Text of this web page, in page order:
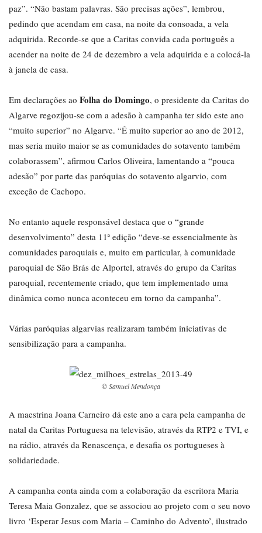
paz”. “Não bastam palavras. São precisas ações”, lembrou,
pedindo que acendam em casa, na noite da consoada, a vela
adquirida. Recorde-se que a Caritas convida cada português a
acender na noite de 24 de dezembro a vela adquirida e a colocá-la
à janela de casa.
Em declarações ao Folha do Domingo, o presidente da Caritas do
Algarve regozijou-se com a adesão à campanha ter sido este ano
“muito superior” no Algarve. “É muito superior ao ano de 2012,
mas seria muito maior se as comunidades do sotavento também
colaborassem”, afirmou Carlos Oliveira, lamentando a “pouca
adesão” por parte das paróquias do sotavento algarvio, com
exceção de Cachopo.
No entanto aquele responsável destaca que o “grande
desenvolvimento” desta 11ª edição “deve-se essencialmente às
comunidades paroquiais e, muito em particular, à comunidade
paroquial de São Brás de Alportel, através do grupo da Caritas
paroquial, recentemente criado, que tem implementado uma
dinâmica como nunca aconteceu em torno da campanha”.
Várias paróquias algarvias realizaram também iniciativas de
sensibilização para a campanha.
© Samuel Mendonça
A maestrina Joana Carneiro dá este ano a cara pela campanha de
natal da Caritas Portuguesa na televisão, através da RTP2 e TVI, e
na rádio, através da Renascença, e desafia os portugueses à
solidariedade.
A campanha conta ainda com a colaboração da escritora Maria
Teresa Maia Gonzalez, que se associou ao projeto com o seu novo
livro ‘Esperar Jesus com Maria – Caminho do Advento’, ilustrado